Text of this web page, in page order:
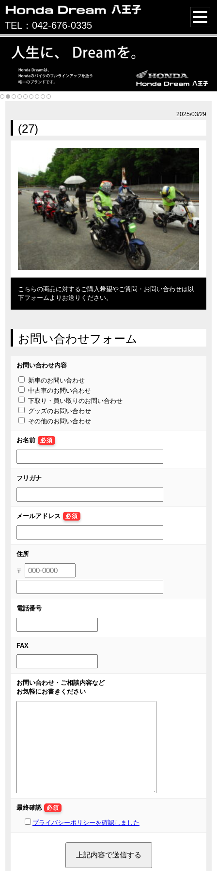
TEL：042-676-0335
2025/03/29
(27)
こちらの商品に対するご購入希望やご質問・お問い合わせは以
下フォームよりお送りください。
お問い合わせフォーム
お問い合わせ内容
新車のお問い合わせ
中古車のお問い合わせ
下取り・買い取りのお問い合わせ
グッズのお問い合わせ
その他のお問い合わせ
お名前 必須
フリガナ
メールアドレス 必須
住所
〒
電話番号
FAX
お問い合わせ・ご相談内容など
お気軽にお書きください
最終確認 必須
プライバシーポリシーを確認しました